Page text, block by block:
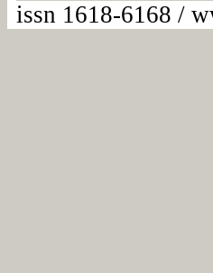
issn 1618-6168 /